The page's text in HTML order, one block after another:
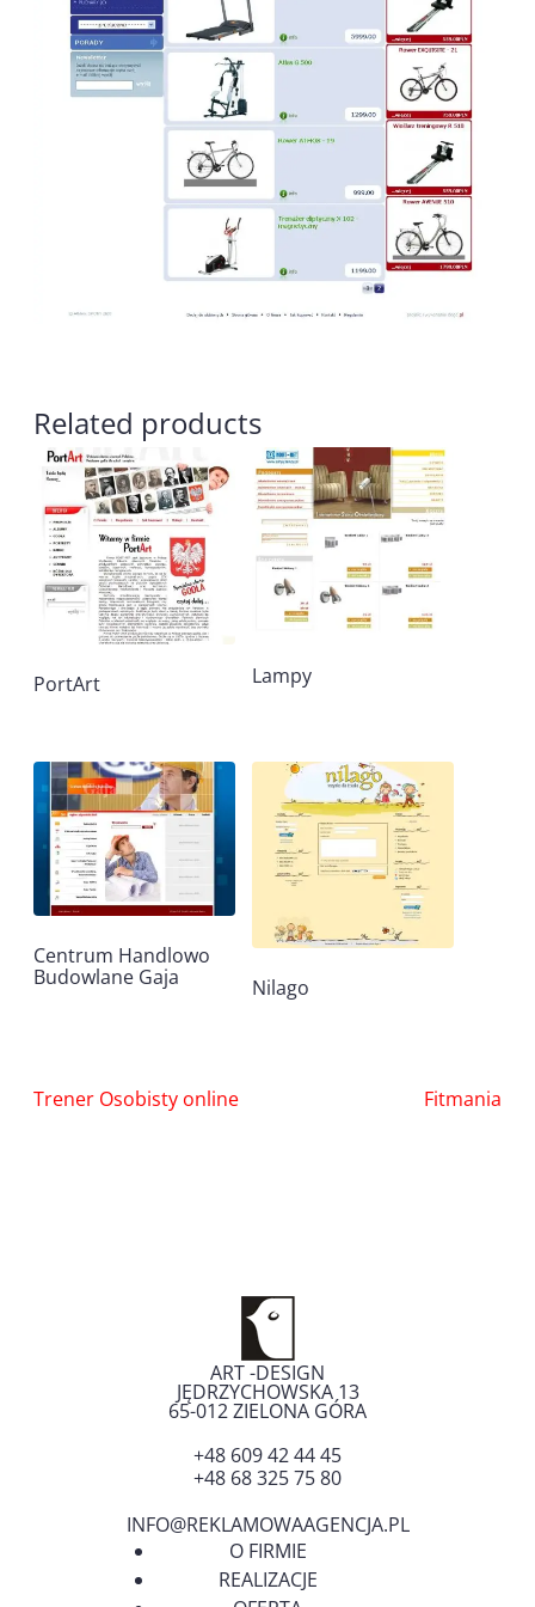
Related products
PortArt Lampy
Centrum Handlowo
Budowlane Gaja
Nilago
Nawigacja
Trener Osobisty online Fitmania
ART -DESIGN
JĘDRZYCHOWSKA 13
65-012ZIELONA GÓRA
+48 609 42 44 45
+48 68 325 75 80
INFO@REKLAMOWAAGENCJA.PL
O FIRMIE
REALIZACJE